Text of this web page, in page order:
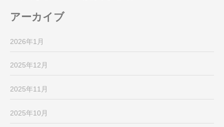
アーカイブ
2026年1月
2025年12月
2025年11月
2025年10月